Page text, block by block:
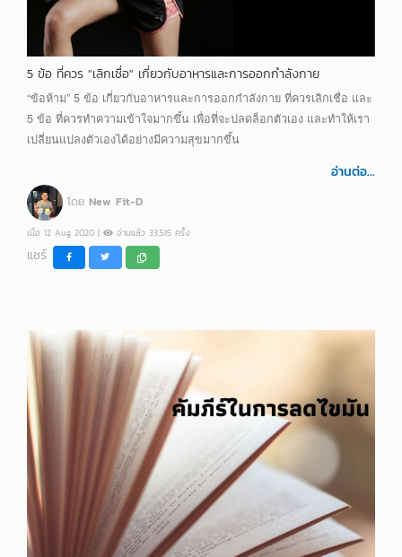
5 ข้อ ที่ควร "เลิกเชื่อ" เกี่ยวกับอาหารและการออกกำลังกาย
“ข้อห้าม” 5 ข้อ เกี่ยวกับอาหารและการออกกำลังกาย ที่ควรเลิกเชื่อ และ
5 ข้อ ที่ควรทำความเข้าใจมากขึ้น เพื่อที่จะปลดล็อกตัวเอง และทำให้เรา
เปลี่ยนแปลงตัวเองได้อย่างมีความสุขมากขึ้น
อ่านต่อ...
โดย New Fit-D
เมื่อ 12 Aug 2020 | อ่านแล้ว 33,515 ครั้ง
แชร์